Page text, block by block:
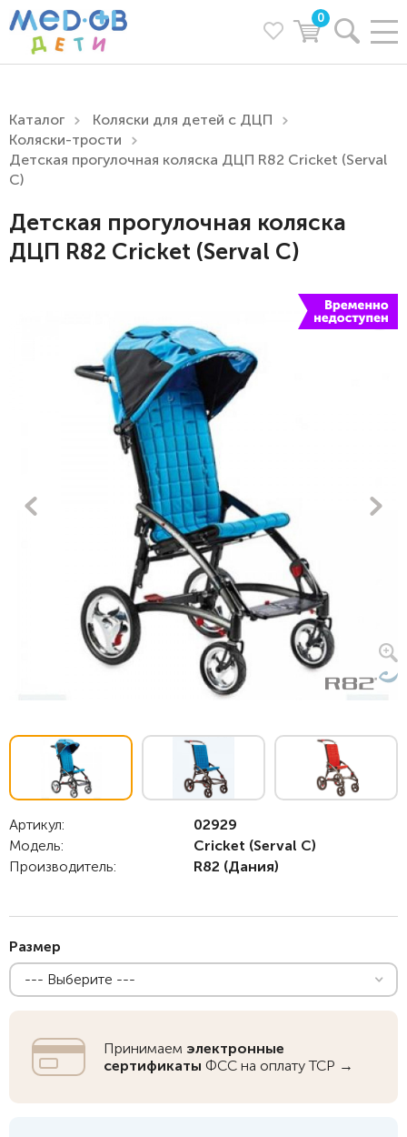
0
Каталог
Коляски для детей с ДЦП
Коляски-трости
Детская прогулочная коляска ДЦП R82 Cricket (Serval
C)
Детская прогулочная коляска
ДЦП R82 Cricket (Serval C)
Артикул:
02929
Модель:
Cricket (Serval C)
Производитель:
R82 (Дания)
Размер
--- Выберите ---
Принимаем электронные
сертификаты ФСС на оплату ТСР →